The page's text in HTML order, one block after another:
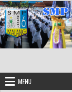
Skip to content
MENU